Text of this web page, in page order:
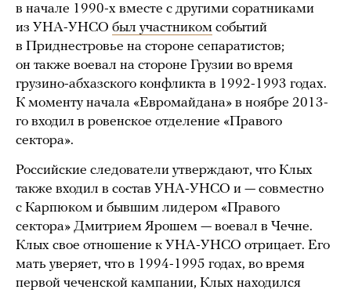
в начале 1990-х вместе с другими соратниками
из УНА-УНСО был участником событий
в Приднестровье на стороне сепаратистов;
он также воевал на стороне Грузии во время
грузино-абхазского конфликта в 1992-1993 годах.
К моменту начала «Евромайдана» в ноябре 2013-
го входил в ровенское отделение «Правого
сектора».
Российские следователи утверждают, что Клых
также входил в состав УНА-УНСО и — совместно
с Карпюком и бывшим лидером «Правого
сектора» Дмитрием Ярошем — воевал в Чечне.
Клых свое отношение к УНА-УНСО отрицает. Его
мать уверяет, что в 1994-1995 годах, во время
первой чеченской кампании, Клых находился